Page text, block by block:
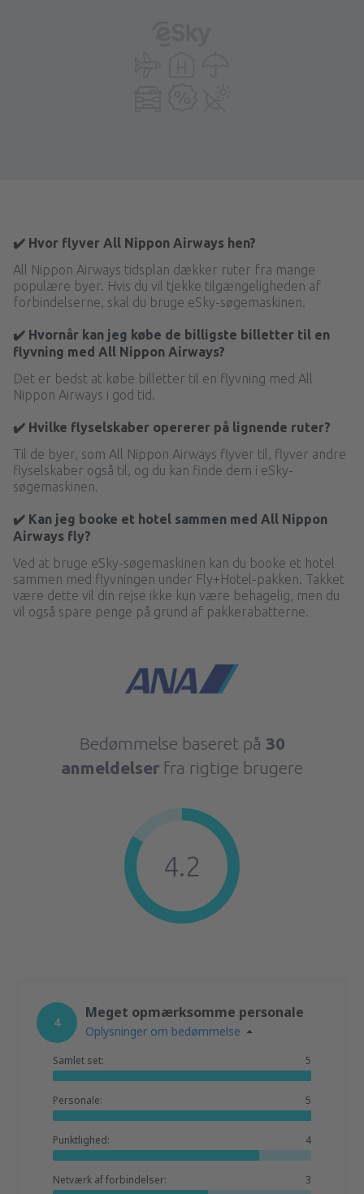
✔️ Hvor flyver All Nippon Airways hen?
All Nippon Airways tidsplan dækker ruter fra mange
populære byer. Hvis du vil tjekke tilgængeligheden af
forbindelserne, skal du bruge eSky-søgemaskinen.
✔️ Hvornår kan jeg købe de billigste billetter til en
flyvning med All Nippon Airways?
Det er bedst at købe billetter til en flyvning med All
Nippon Airways i god tid.
✔️ Hvilke flyselskaber opererer på lignende ruter?
Til de byer, som All Nippon Airways flyver til, flyver andre
flyselskaber også til, og du kan finde dem i eSky-
søgemaskinen.
✔️ Kan jeg booke et hotel sammen med All Nippon
Airways fly?
Ved at bruge eSky-søgemaskinen kan du booke et hotel
sammen med flyvningen under Fly+Hotel-pakken. Takket
være dette vil din rejse ikke kun være behagelig, men du
vil også spare penge på grund af pakkerabatterne.
Bedømmelse baseret på 30
anmeldelser fra rigtige brugere
4.2
4
Meget opmærksomme personale
Oplysninger om bedømmelse
Samlet set: 5
Personale: 5
Punktlighed: 4
Netværk af forbindelser: 3